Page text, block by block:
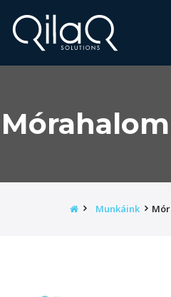
Kezdőoldal
Munkáink